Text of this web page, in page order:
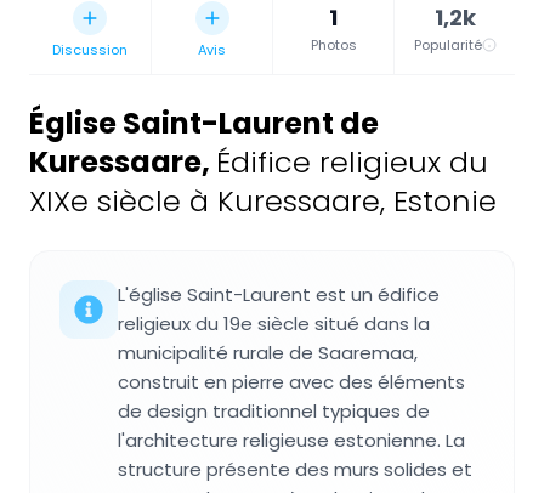
Discussion Avis
1
Photos
1,2k
Popularité
Église Saint-Laurent de
Kuressaare, Édifice religieux du
XIXe siècle à Kuressaare, Estonie
L'église Saint-Laurent est un édifice
religieux du 19e siècle situé dans la
municipalité rurale de Saaremaa,
construit en pierre avec des éléments
de design traditionnel typiques de
l'architecture religieuse estonienne. La
structure présente des murs solides et